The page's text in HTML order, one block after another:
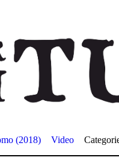
(2018) Video